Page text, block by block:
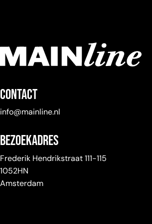
Contact
info@mainline.nl
Bezoekadres
Frederik Hendrikstraat 111-115
1052HN
Amsterdam